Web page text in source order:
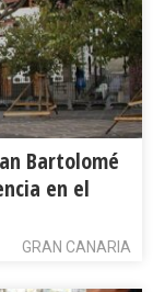
Bartolomé
en el
GRAN CANARIA